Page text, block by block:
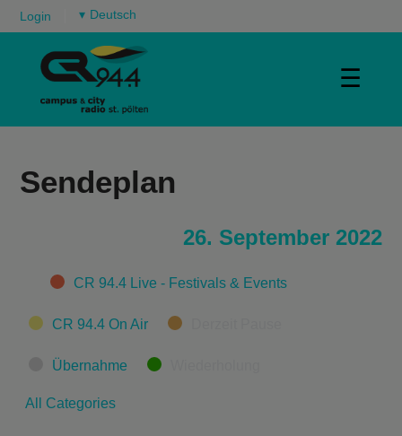
Login ▾
☰
Sendeplan
26. September 2022
CategoriesCR 94.4 Live - Festivals & Events
CR 94.4 On Air
Übernahme
All Categories